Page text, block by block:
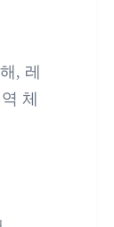
, 레
체